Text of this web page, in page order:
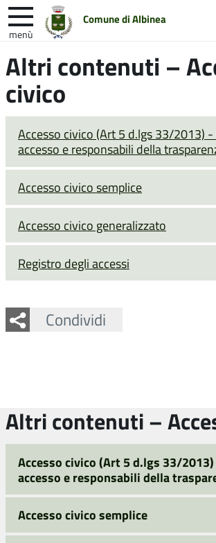
Comune di Albinea
menù
nel
sito
Entra in Comune Vivi
Altri contenuti –
civico
Accesso civico (Art 5 d.lgs 33/2013)
accesso e responsabili della
Accesso civico semplice
Accesso civico generalizzato
Registro degli accessi
Condividi
Facebook
Twitter
Whatsapp
Altri contenuti –
Accesso civico (Art 5 d.lgs 33/
accesso e responsabili della
Accesso civico semplice